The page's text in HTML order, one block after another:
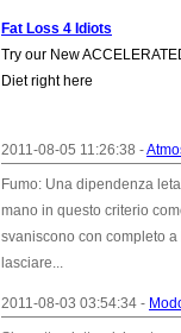
Fat Loss 4 Idiots
Try our New
Diet right here
2011-08-05 11:26:38 -
Fumo: Una dipendenza
mano in questo criterio
svaniscono con completo
lasciare...
2011-08-03 03:54:34 -